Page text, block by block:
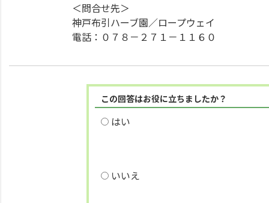
＜問合せ先＞
神戸布引ハーブ園／ロープウェイ
電話：０７８－２７１－１１６０
この回答はお役に立ちましたか？
はい
いいえ